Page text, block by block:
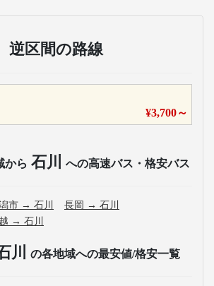
逆区間の路線
¥3,700～
から 石川 への高速バス・格安バス
市 → 石川 長岡 → 石川
→ 石川
川 の各地域への最安値/格安一覧